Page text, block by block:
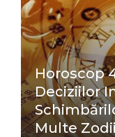
Horoscop
Deciziilor
Multe